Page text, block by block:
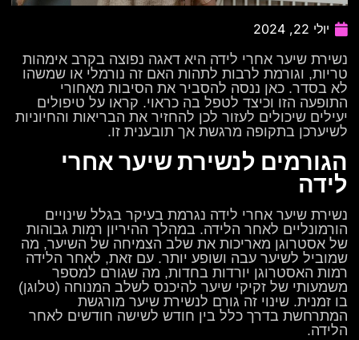
יולי 22, 2024
נשירת שיער אחרי לידה היא דאגה נפוצה בקרב אימהות
טריות, וגורמת לרבות לתהות האם זה נורמלי או שמשהו
לא בסדר. כאן ננסה להסביר את הסיבות מאחורי
התופעה הזו וכיצד לטפל בה כראוי. קראו על טיפולים
יעילים שיכולים לעזור לכן להחזיר את הבריאות והחיוניות
לשיערכן בתקופה מרגשת אך תובענית זו.
הגורמים לנשירת שיער אחרי
לידה
נשירת שיער אחרי לידה נגרמת בעיקר בגלל שינויים
הורמונליים לאחר הלידה. במהלך ההיריון רמות גבוהות
של אסטרוגן מאריכות את שלב הצמיחה של השיער, מה
שמוביל לשיער עבה ושופע יותר. עם זאת, לאחר הלידה
רמות האסטרוגן יורדות בחדות, מה שגורם למספר
משמעותי של זקיקי שיער להיכנס לשלב המנוחה (טלוגן)
בו זמנית. שינוי זה גורם לנשירת שיער מורגשת
המתרחשת בדרך כלל בין חודש לשישה חודשים לאחר
הלידה.